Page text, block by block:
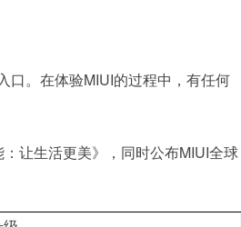
口。在体验MIUI的过程中，有任何
让生活更美》，同时公布MIUI全球